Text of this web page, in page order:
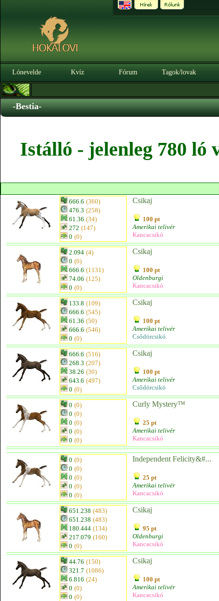
Lónevelde Kvíz Fórum Tagok/lovak
-Bestia-
Istálló - jelenleg 780 ló
666.6 (360)
476.3 (258)
61.36 (34)
272 (147)
0 (0)
Csikaj
100 pt
Amerikai telivér
Kancacsikó
2.094 (4)
0 (0)
666.6 (1131)
74.06 (125)
0 (0)
Csikaj
100 pt
Oldenburgi
Kancacsikó
133.8 (109)
666.6 (545)
61.36 (50)
666.6 (546)
0 (0)
Csikaj
100 pt
Amerikai telivér
Csődörcsikó
666.6 (516)
268.3 (207)
38.26 (30)
643.6 (497)
0 (0)
Csikaj
100 pt
Amerikai telivér
Csődörcsikó
0 (0)
0 (0)
0 (0)
0 (0)
0 (0)
Curly Mystery™
25 pt
Amerikai telivér
Kancacsikó
0 (0)
0 (0)
0 (0)
0 (0)
0 (0)
Independent Felicity&#...
25 pt
Amerikai telivér
Kancacsikó
651.238 (483)
651.238 (483)
180.444 (134)
217.079 (160)
0 (0)
Csikaj
95 pt
Oldenburgi
Kancacsikó
44.76 (150)
321.7 (1086)
6.816 (24)
0 (0)
0 (0)
Csikaj
100 pt
Amerikai telivér
Kancacsikó